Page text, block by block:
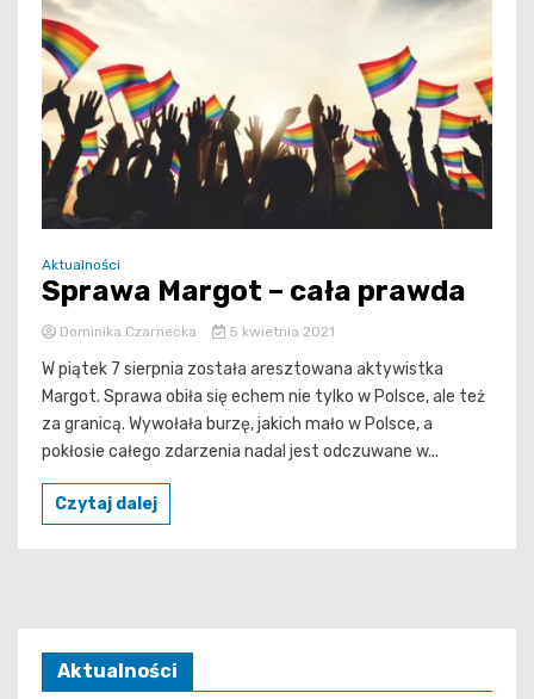
Aktualności
Sprawa Margot – cała prawda
Dominika Czarnecka 5 kwietnia 2021
W piątek 7 sierpnia została aresztowana aktywistka
Margot. Sprawa obiła się echem nie tylko w Polsce, ale też
za granicą. Wywołała burzę, jakich mało w Polsce, a
pokłosie całego zdarzenia nadal jest odczuwane w...
Czytaj dalej
Aktualności